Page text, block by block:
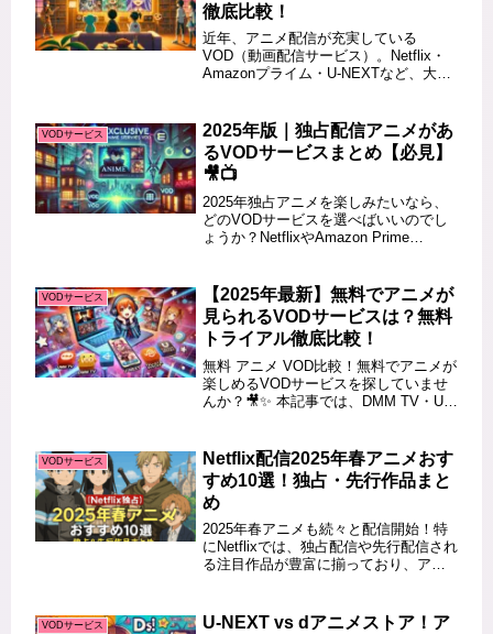
徹底比較！
近年、アニメ配信が充実している
VOD（動画配信サービス）。Netflix・
Amazonプライム・U-NEXTなど、大手
を読むとわかること Netflix・Amazon
プ...
VODサービス
2025年版｜独占配信アニメがあ
るVODサービスまとめ【必見】
🎥📺
2025年独占アニメを楽しみたいなら、
どのVODサービスを選べばいいのでし
ょうか？NetflixやAmazon Prime
詳しく紹介します。この記事を読め
ば、20...
VODサービス
【2025年最新】無料でアニメが
見られるVODサービスは？無料
トライアル徹底比較！
無料 アニメ VOD比較！無料でアニメが
楽しめるVODサービスを探していませ
んか？🎥✨ 本記事では、DMM TV・U-
解説します。 この記事を読むとわかる
こと...
VODサービス
Netflix配信2025年春アニメおす
すめ10選！独占・先行作品まと
め
2025年春アニメも続々と配信開始！特
にNetflixでは、独占配信や先行配信され
る注目作品が豊富に揃っており、アニ
2025年春アニメおすすめ10選！独占＆
VODサービス
U-NEXT vs dアニメストア！ア